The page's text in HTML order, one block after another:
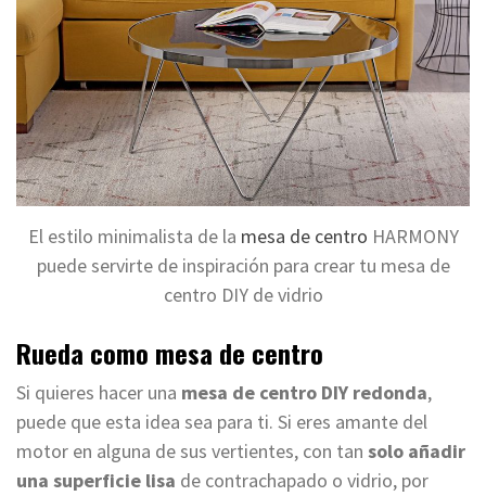
El estilo minimalista de la mesa de centro HARMONY
puede servirte de inspiración para crear tu mesa de
centro DIY de vidrio
Rueda como mesa de centro
Si quieres hacer una mesa de centro DIY redonda,
puede que esta idea sea para ti. Si eres amante del
motor en alguna de sus vertientes, con tan solo añadir
una superficie lisa de contrachapado o vidrio, por